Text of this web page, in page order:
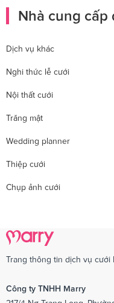
Nhà cung cấp
Dịch vụ khác
Nghi thức lễ cưới
Nội thất cưới
Trăng mật
Wedding planner
Thiệp cưới
Chụp ảnh cưới
Trang thông tin dịch vụ cưới
Công ty TNHH Marry